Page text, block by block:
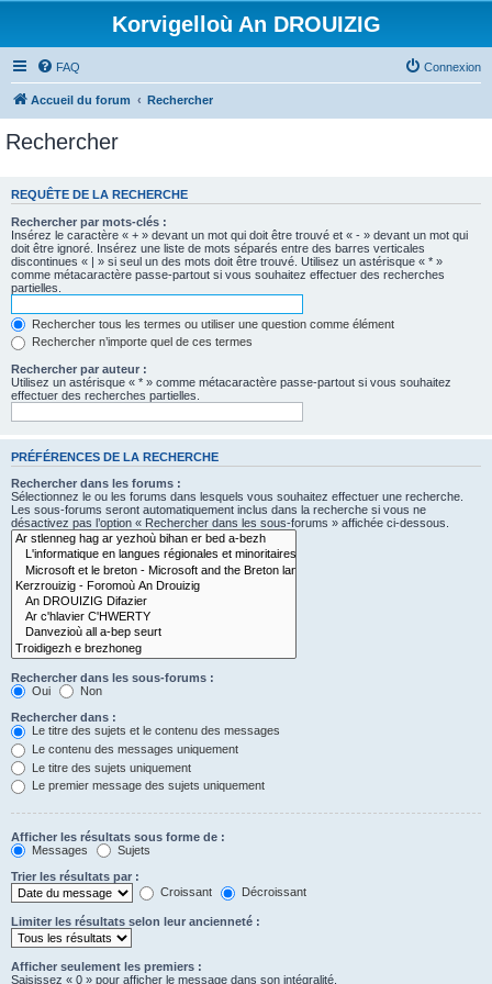
Korvigelloù An DROUIZIG
FAQ Connexion
Accueil du forum Rechercher
Rechercher
REQUÊTE DE LA RECHERCHE
Rechercher par mots-clés :
Insérez le caractère « + » devant un mot qui doit être trouvé et « - » devant un mot qui
doit être ignoré. Insérez une liste de mots séparés entre des barres verticales
discontinues « | » si seul un des mots doit être trouvé. Utilisez un astérisque « * »
comme métacaractère passe-partout si vous souhaitez effectuer des recherches
partielles.
Rechercher tous les termes ou utiliser une question comme élément
Rechercher n’importe quel de ces termes
Rechercher par auteur :
Utilisez un astérisque « * » comme métacaractère passe-partout si vous souhaitez
effectuer des recherches partielles.
PRÉFÉRENCES DE LA RECHERCHE
Rechercher dans les forums :
Sélectionnez le ou les forums dans lesquels vous souhaitez effectuer une recherche.
Les sous-forums seront automatiquement inclus dans la recherche si vous ne
désactivez pas l’option « Rechercher dans les sous-forums » affichée ci-dessous.
Rechercher dans les sous-forums :
Oui
Non
Rechercher dans :
Le titre des sujets et le contenu des messages
Le contenu des messages uniquement
Le titre des sujets uniquement
Le premier message des sujets uniquement
Afficher les résultats sous forme de :
Messages
Sujets
Trier les résultats par :
Croissant
Décroissant
Limiter les résultats selon leur ancienneté :
Afficher seulement les premiers :
Saisissez « 0 » pour afficher le message dans son intégralité.